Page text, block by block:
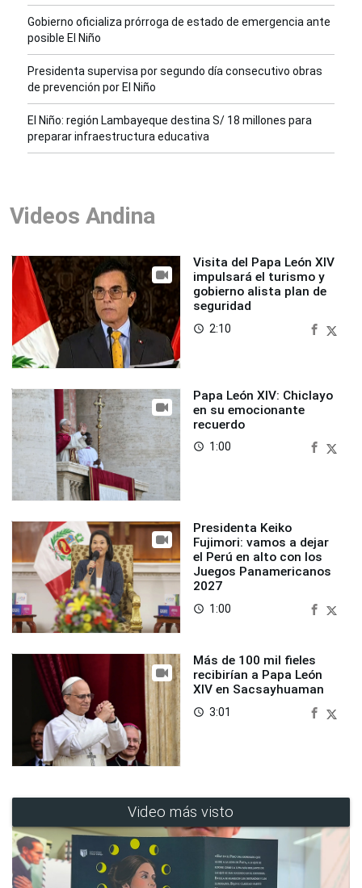
Gobierno oficializa prórroga de estado de emergencia ante
posible El Niño
Presidenta supervisa por segundo día consecutivo obras
de prevención por El Niño
El Niño: región Lambayeque destina S/ 18 millones para
preparar infraestructura educativa
Videos Andina
Visita del Papa León XIV
impulsará el turismo y
gobierno alista plan de
seguridad
access_time 2:10
Papa León XIV: Chiclayo
en su emocionante
recuerdo
access_time 1:00
Presidenta Keiko
Fujimori: vamos a dejar
el Perú en alto con los
Juegos Panamericanos
2027
access_time 1:00
Más de 100 mil fieles
recibirían a Papa León
XIV en Sacsayhuaman
access_time 3:01
Video más visto